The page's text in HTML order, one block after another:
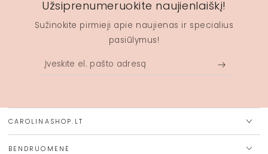
Užsiprenumeruokite naujienlaiškį!
Sužinokite pirmieji apie naujienas ir specialius
pasiūlymus!
Įveskite
el.
CAROLINASHOP.LT
BENDRUOMENĖ